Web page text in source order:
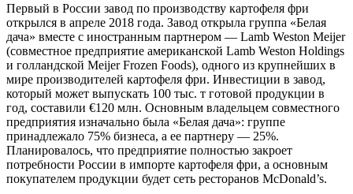
Первый в России завод по производству картофеля фри
открылся в апреле 2018 года. Завод открыла группа «Белая
дача» вместе с иностранным партнером — Lamb Weston Meijer
(совместное предприятие американской Lamb Weston Holdings
и голландской Meijer Frozen Foods), одного из крупнейших в
мире производителей картофеля фри. Инвестиции в завод,
который может выпускать 100 тыс. т готовой продукции в
год, составили €120 млн. Основным владельцем совместного
предприятия изначально была «Белая дача»: группе
принадлежало 75% бизнеса, а ее партнеру — 25%.
Планировалось, что предприятие полностью закроет
потребности России в импорте картофеля фри, а основным
покупателем продукции будет сеть ресторанов McDonald’s.